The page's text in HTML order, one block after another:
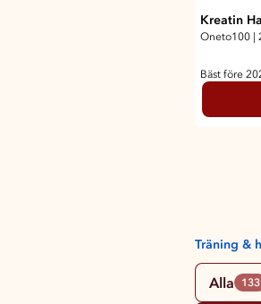
Kreatin
Oneto100
Bäst före
Träning &
Alla 133